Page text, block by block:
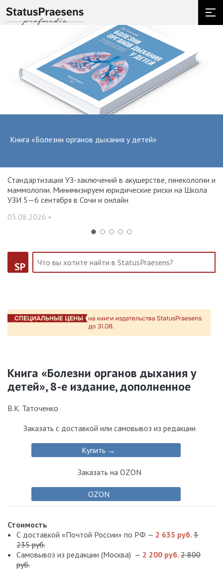
Книга «Болезни органов дыхания у детей»
Стандартизация УЗ-заключений в акушерстве, гинекологии и
маммологии. Минимизируем юридические риски на Школа
УЗИ 5—6 сентября в Сочи и онлайн
05.08.2026 •
SP
Книга «Болезни органов дыхания у
детей», 8-е издание, дополненное
В.К. Таточенко
Заказать с доставкой или самовывоз из редакции
Купить →
Заказать на OZON
OZON
Стоимость
С доставкой «Почтой России» по РФ — 2 635 руб. 3
235 руб.
Самовывоз из редакции (Москва) — 2 200 руб. 2 800
руб.